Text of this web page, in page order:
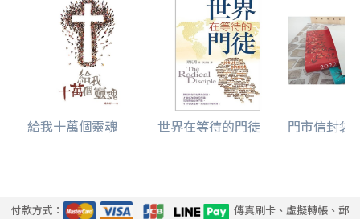
給我十萬個靈魂 世界在等待的門徒 門市信封袋
付款方式：
傳真刷卡、虛擬轉帳、郵